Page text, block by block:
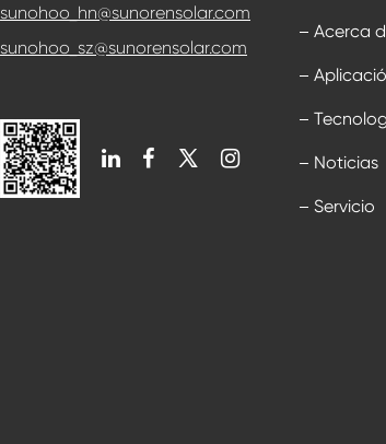
sunohoo_hn@sunorensolar.com
sunohoo_sz@sunorensolar.com

Acerca
Noticias
Servicio